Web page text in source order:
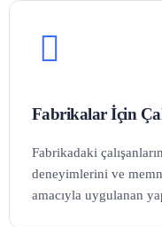
Fabrikalar İçin
Fabrikadaki
deneyimlerini ve
amacıyla uygulanan